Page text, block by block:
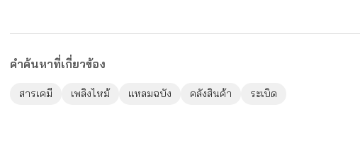
คำค้นหาที่เกี่ยวข้อง
สารเคมี เพลิงไหม้ แหลมฉบัง คลังสินค้า ระเบิด